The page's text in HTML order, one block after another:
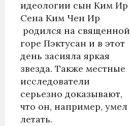
идеологии сын Ким Ир
Сена Ким Чен Ир
родился на священной
горе Пэктусан и в этот
день засияла яркая
звезда. Также местные
исследователи
серьезно доказывают,
что он, например, умел
летать.